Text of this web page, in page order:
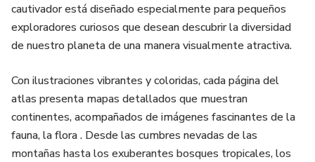
cautivador está diseñado especialmente para pequeños
exploradores curiosos que desean descubrir la diversidad
de nuestro planeta de una manera visualmente atractiva.
Con ilustraciones vibrantes y coloridas, cada página del
atlas presenta mapas detallados que muestran
continentes, acompañados de imágenes fascinantes de la
fauna, la flora . Desde las cumbres nevadas de las
montañas hasta los exuberantes bosques tropicales, los